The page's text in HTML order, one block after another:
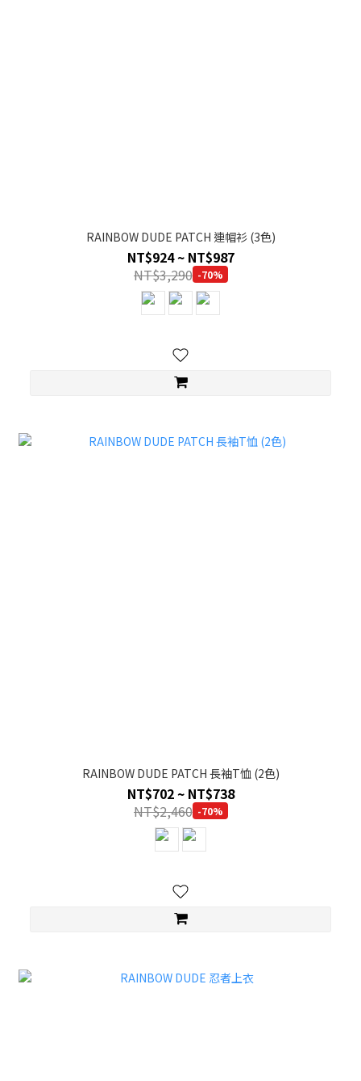
RAINBOW DUDE PATCH 連帽衫 (3色)
NT$924 ~ NT$987
NT$3,290 -70%
RAINBOW DUDE PATCH 長袖T恤 (2色)
NT$702 ~ NT$738
NT$2,460 -70%